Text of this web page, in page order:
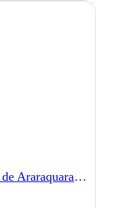
Terminal Rodoviário de Araraquara - Araraquara - SP